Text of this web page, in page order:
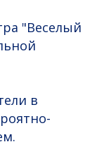
"Веселый
в